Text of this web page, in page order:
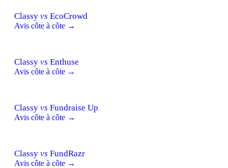
Classy vs EcoCrowd
Avis côte à côte →
Classy vs Enthuse
Avis côte à côte →
Classy vs Fundraise Up
Avis côte à côte →
Classy vs FundRazr
Avis côte à côte →